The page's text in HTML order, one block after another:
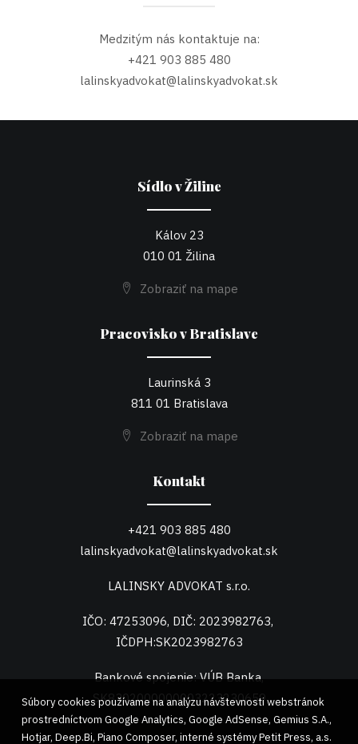
Medzitým nás kontaktuje na:
+421 903 885 480
lalinskyadvokat@lalinskyadvokat.sk
Sídlo v Žiline
Kálov 23
010 01 Žilina
Zobraziť na mape
Pracovisko v Bratislave
Laurinská 3
811 01 Bratislava
Zobraziť na mape
Kontakt
+421 903 885 480
lalinskyadvokat@lalinskyadvokat.sk
LALINSKY ADVOKAT s.r.o.
IČO: 47253096, DIČ: 2023982763,
IČDPH:SK2023982763
Bankové spojenie: VÚB Banka,
SK8302000000003223230659
Súbory cookies používame na analýzu návštevnosti webstránok
prostredníctvom Google Analytics, Google AdSense, Gemius S.A.,
Hotjar, Deep.Bi, Piano Composer, interné systémy Petit Press, a.s.